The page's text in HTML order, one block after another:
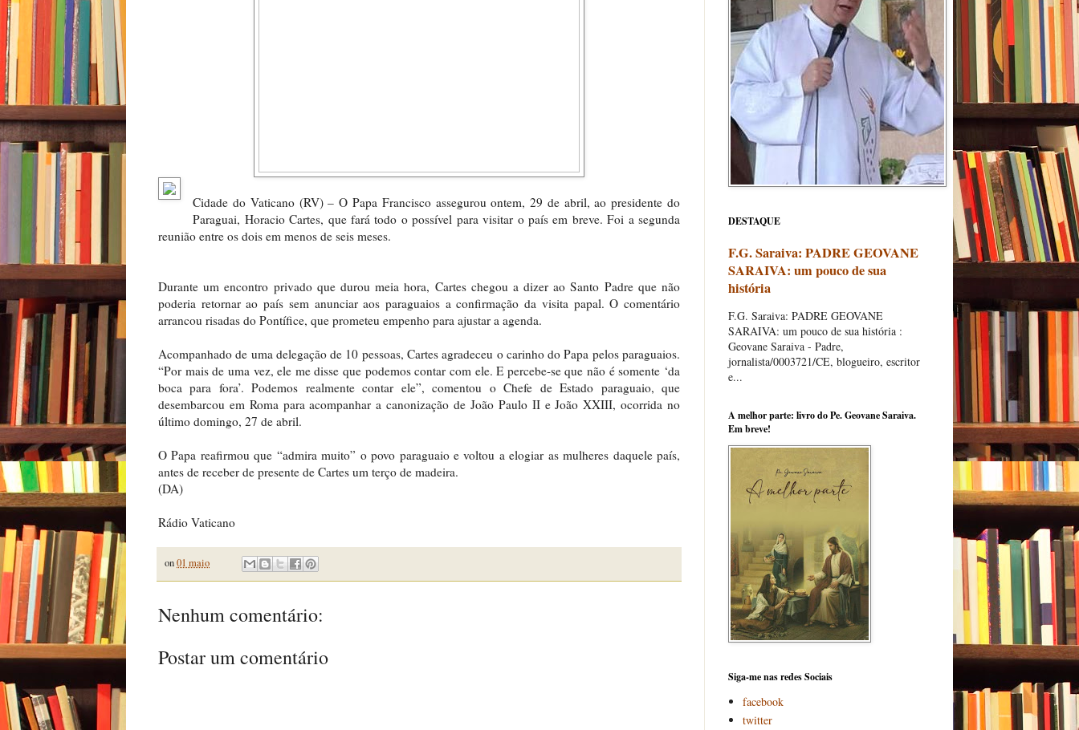
Cidade do Vaticano (RV) – O Papa Francisco assegurou ontem, 29 de abril, ao presidente do
Paraguai, Horacio Cartes, que fará todo o possível para visitar o país em breve. Foi a segunda
reunião entre os dois em menos de seis meses.
Durante um encontro privado que durou meia hora, Cartes chegou a dizer ao Santo Padre que não
poderia retornar ao país sem anunciar aos paraguaios a confirmação da visita papal. O comentário
arrancou risadas do Pontífice, que prometeu empenho para ajustar a agenda.
Acompanhado de uma delegação de 10 pessoas, Cartes agradeceu o carinho do Papa pelos paraguaios.
“Por mais de uma vez, ele me disse que podemos contar com ele. E percebe-se que não é somente ‘da
boca para fora’. Podemos realmente contar ele”, comentou o Chefe de Estado paraguaio, que
desembarcou em Roma para acompanhar a canonização de João Paulo II e João XXIII, ocorrida no
último domingo, 27 de abril.
O Papa reafirmou que “admira muito” o povo paraguaio e voltou a elogiar as mulheres daquele país,
antes de receber de presente de Cartes um terço de madeira.
(DA)
Rádio Vaticano
on01 maio
Nenhum comentário:
Postar um comentário
DESTAQUE
F.G. Saraiva: PADRE GEOVANE
SARAIVA: um pouco de sua
história
F.G. Saraiva: PADRE GEOVANE
SARAIVA: um pouco de sua história :
Geovane Saraiva - Padre,
jornalista/0003721/CE, blogueiro, escritor
e...
A melhor parte: livro do Pe. Geovane Saraiva.
Em breve!
Siga-me nas redes Sociais
facebook
twitter